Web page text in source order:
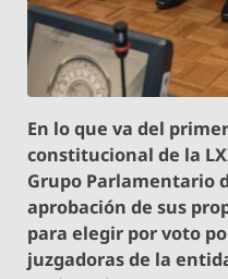
En lo que va del
constitucional de la
Grupo Parlamentario
aprobación de sus
para elegir por voto
juzgadoras de la